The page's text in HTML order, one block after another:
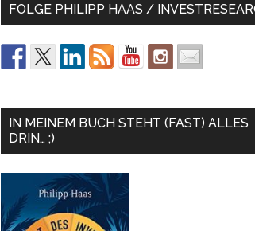
FOLGE PHILIPP HAAS /
IN MEINEM BUCH STEHT (FAST) ALLES
DRIN… ;)